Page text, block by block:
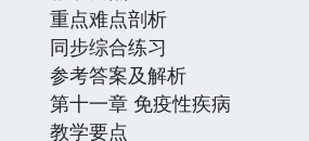
重点难点剖析
同步综合练习
参考答案及解析
第十一章 免疫性疾病
教学要点